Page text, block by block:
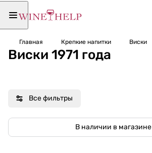
Главная Крепкие напитки Виски
Виски 1971 года
Все фильтры
В наличии в магазине